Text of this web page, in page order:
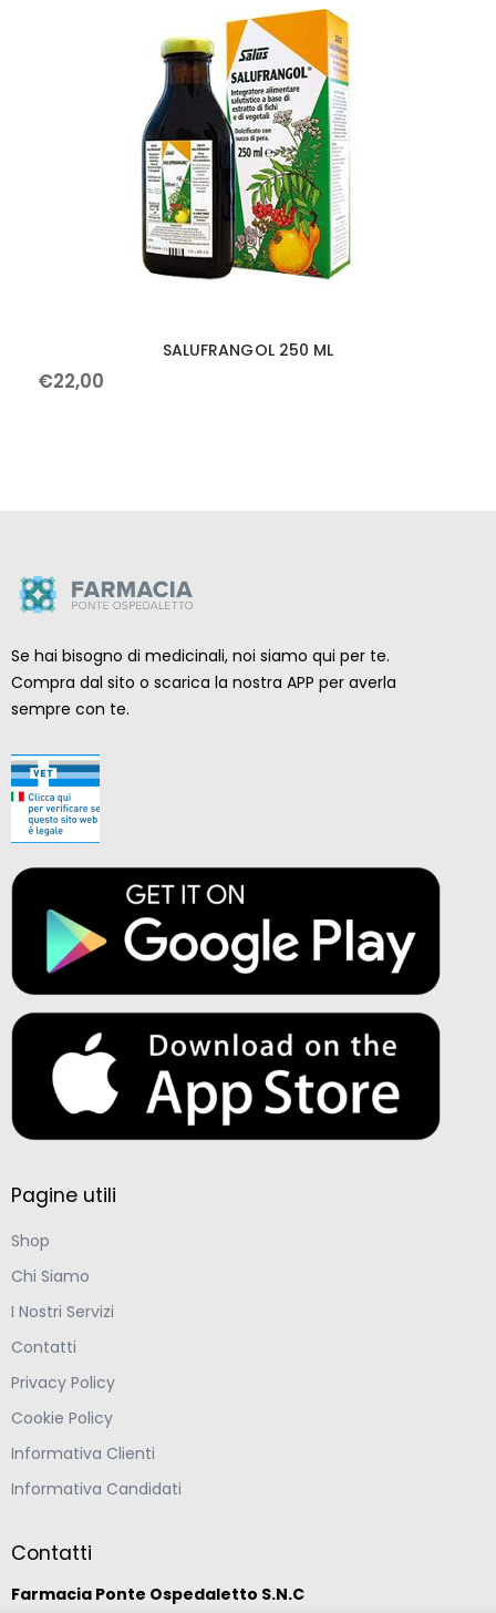
SALUFRANGOL 250 ML
€22,00
Se hai bisogno di medicinali, noi siamo qui per te.
Compra dal sito o scarica la nostra APP per averla
sempre con te.
Pagine utili
Shop
Chi Siamo
I Nostri Servizi
Contatti
Privacy Policy
Cookie Policy
Informativa Clienti
Informativa Candidati
Contatti
Farmacia Ponte Ospedaletto S.N.C